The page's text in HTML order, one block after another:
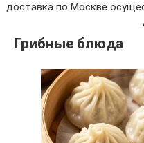
доставка по Москве
Грибные блюда